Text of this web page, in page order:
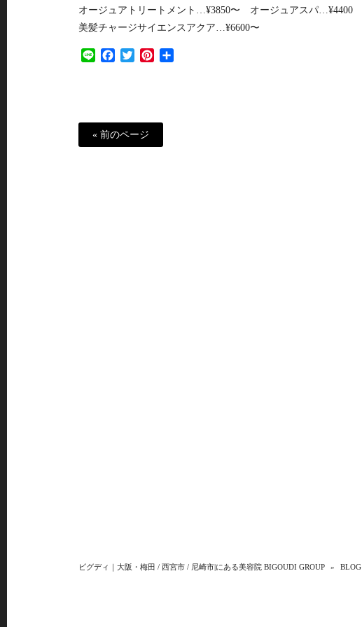
オージュアトリートメント…¥3850〜 オージュアスパ…¥4400
美髪チャージサイエンスアクア…¥6600〜
Line FacebookTwitterPinterest
« 前のページ
ビグディ｜大阪・梅田 / 西宮市 / 尼崎市|にある美容院 BIGOUDI GROUP » BLOG